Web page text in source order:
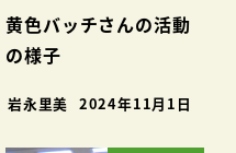
黄色バッチさんの活動
の様子
岩永里美 2024年11月1日